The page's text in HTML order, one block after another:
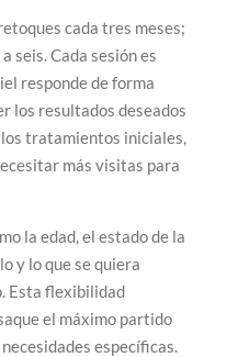
cada tres meses;
seis. Cada sesión es
responde de forma
los resultados deseados
tratamientos iniciales,
más visitas para
la edad, el estado de la
y lo que se quiera
Esta flexibilidad
el máximo partido
específicas.